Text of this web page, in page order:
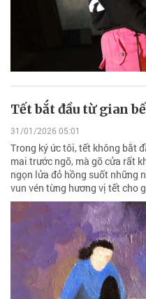
Tết bắt đầu từ gian
31/01/2026 05:01
Trong ký ức tôi, tết không bắt
mai trước ngõ, mà gõ cửa rất
ngọn lửa đỏ hồng suốt những
vun vén từng hương vị tết cho